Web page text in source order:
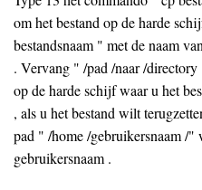
om het bestand op de harde
bestandsnaam " met de naam
. Vervang " /pad /naar /
op de harde schijf waar u het
, als u het bestand wilt
pad " /home /gebruikersnaam /
gebruikersnaam .